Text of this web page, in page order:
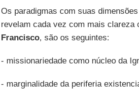
Os paradigmas com suas
revelam cada vez com mais clareza
Francisco, são os seguintes:
- missionariedade como núcleo da
- marginalidade da periferia